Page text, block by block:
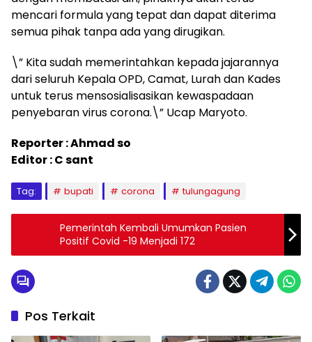
mencari formula yang tepat dan dapat diterima
semua pihak tanpa ada yang dirugikan.
\” Kita sudah memerintahkan kepada jajarannya
dari seluruh Kepala OPD, Camat, Lurah dan Kades
untuk terus mensosialisasikan kewaspadaan
penyebaran virus corona.\” Ucap Maryoto.
Reporter : Ahmad so
Editor : C sant
Tag: bupati corona tulungagung
Pemerintah Kembali Umumkan Pasien
Positif Covid -19 Menjadi 172
Pos Terkait